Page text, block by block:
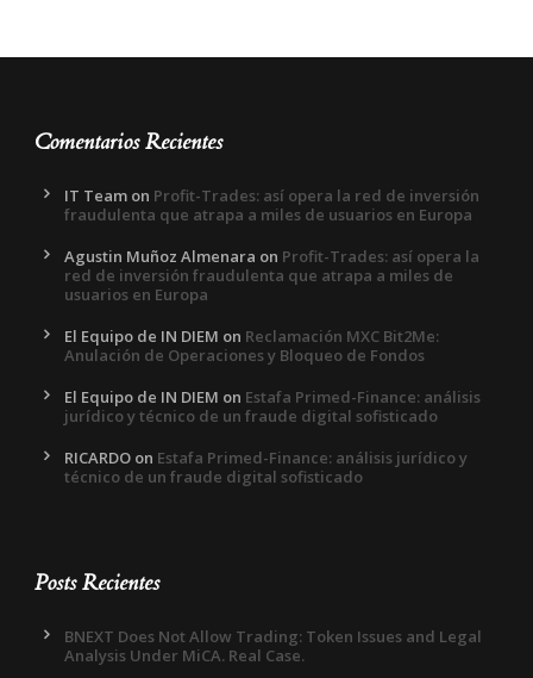
Comentarios Recientes
IT Team on Profit-Trades: así opera la red de inversión
fraudulenta que atrapa a miles de usuarios en Europa
Agustin Muñoz Almenara on Profit-Trades: así opera la
red de inversión fraudulenta que atrapa a miles de
usuarios en Europa
El Equipo de IN DIEM on Reclamación MXC Bit2Me:
Anulación de Operaciones y Bloqueo de Fondos
El Equipo de IN DIEM on Estafa Primed-Finance: análisis
jurídico y técnico de un fraude digital sofisticado
RICARDO on Estafa Primed-Finance: análisis jurídico y
técnico de un fraude digital sofisticado
Posts Recientes
BNEXT Does Not Allow Trading: Token Issues and Legal
Analysis Under MiCA. Real Case.